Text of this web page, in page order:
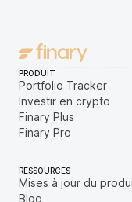
PRODUIT
Portfolio Tracker
Investir en crypto
Finary Plus
Finary Pro
RESSOURCES
Mises à jour du
Blog